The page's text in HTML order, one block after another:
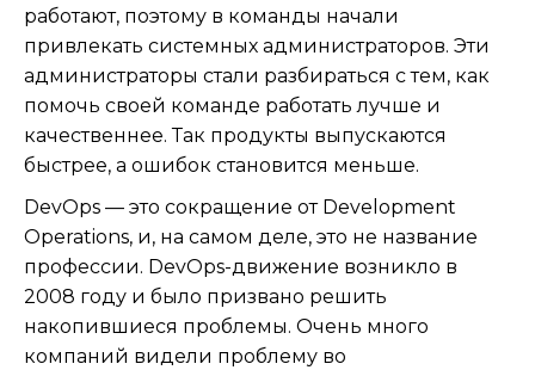
работают, поэтому в команды начали
привлекать системных администраторов. Эти
администраторы стали разбираться с тем, как
помочь своей команде работать лучше и
качественнее. Так продукты выпускаются
быстрее, а ошибок становится меньше.
DevOps — это сокращение от Development
Operations, и, на самом деле, это не название
профессии. DevOps-движение возникло в
2008 году и было призвано решить
накопившиеся проблемы. Очень много
компаний видели проблему во